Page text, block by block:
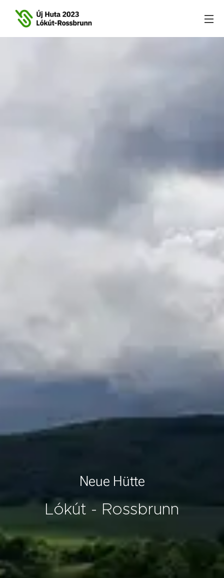
Neue Hütte
Lókút - Rossbrunn